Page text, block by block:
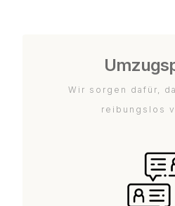
Wir sorgen dafür,
reibungslos